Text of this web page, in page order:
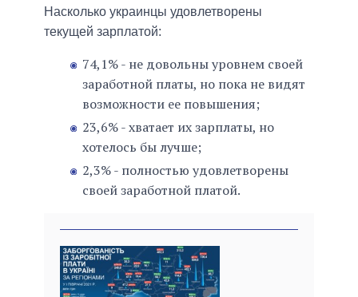
Насколько украинцы удовлетворены
текущей зарплатой:
74,1% - не довольны уровнем своей
заработной платы, но пока не видят
возможности ее повышения;
23,6% - хватает их зарплаты, но
хотелось бы лучше;
2,3% - полностью удовлетворены
своей заработной платой.